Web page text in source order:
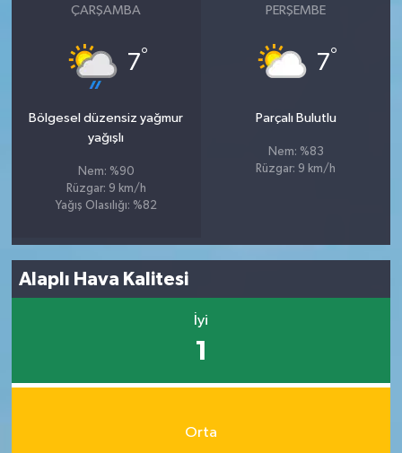
ÇARŞAMBA
7°
Bölgesel düzensiz yağmur
yağışlı
Nem: %90
Rüzgar: 9 km/h
Yağış Olasılığı: %82
PERŞEMBE
7°
Parçalı Bulutlu
Nem: %83
Rüzgar: 9 km/h
Alaplı Hava Kalitesi
İyi
1
Orta